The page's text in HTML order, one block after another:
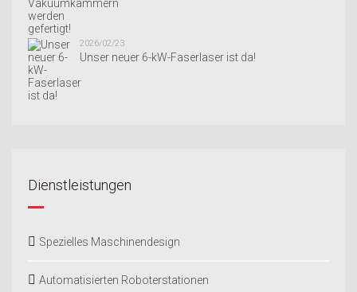
2026/02/23
Unser neuer 6-kW-Faserlaser ist da!
Dienstleistungen
Spezielles Maschinendesign
Automatisierten Roboterstationen